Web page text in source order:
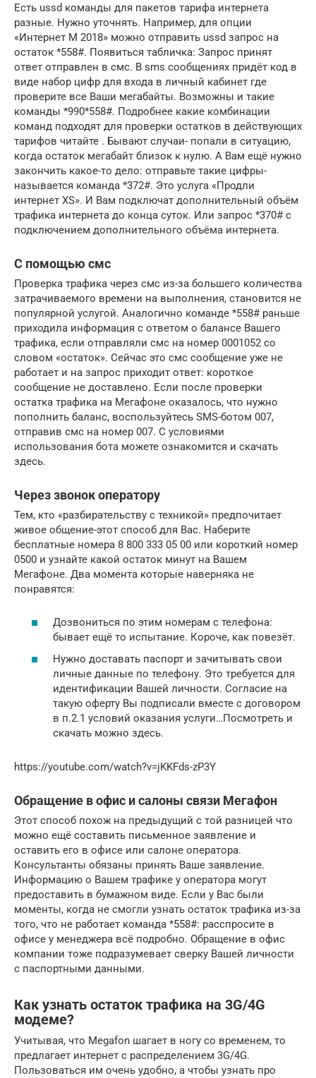
Есть ussd команды для пакетов тарифа интернета
разные. Нужно уточнять. Например, для опции
«Интернет M 2018» можно отправить ussd запрос на
остаток *558#. Появиться табличка: Запрос принят
ответ отправлен в смс. В sms сообщениях придёт код в
виде набор цифр для входа в личный кабинет где
проверите все Ваши мегабайты. Возможны и такие
команды *990*558#. Подробнее какие комбинации
команд подходят для проверки остатков в действующих
тарифов читайте . Бывают случаи- попали в ситуацию,
когда остаток мегабайт близок к нулю. А Вам ещё нужно
закончить какое-то дело: отправьте такие цифры-
называется команда *372#. Это услуга «Продли
интернет XS». И Вам подключат дополнительный объём
трафика интернета до конца суток. Или запрос *370# с
подключением дополнительного объёма интернета.
С помощью смс
Проверка трафика через смс из-за большего количества
затрачиваемого времени на выполнения, становится не
популярной услугой. Аналогично команде *558# раньше
приходила информация с ответом о балансе Вашего
трафика, если отправляли смс на номер 0001052 со
словом «остаток». Сейчас это смс сообщение уже не
работает и на запрос приходит ответ: короткое
сообщение не доставлено. Если после проверки
остатка трафика на Мегафоне оказалось, что нужно
пополнить баланс, воспользуйтесь SMS-ботом 007,
отправив смс на номер 007. С условиями
использования бота можете ознакомится и скачать
здесь.
Через звонок оператору
Тем, кто «разбирательству с техникой» предпочитает
живое общение-этот способ для Вас. Наберите
бесплатные номера 8 800 333 05 00 или короткий номер
0500 и узнайте какой остаток минут на Вашем
Мегафоне. Два момента которые наверняка не
понравятся:
Дозвониться по этим номерам с телефона:
бывает ещё то испытание. Короче, как повезёт.
Нужно доставать паспорт и зачитывать свои
личные данные по телефону. Это требуется для
идентификации Вашей личности. Согласие на
такую оферту Вы подписали вместе с договором
в п.2.1 условий оказания услуги…Посмотреть и
скачать можно здесь.
https://youtube.com/watch?v=jKKFds-zP3Y
Обращение в офис и салоны связи Мегафон
Этот способ похож на предыдущий с той разницей что
можно ещё составить письменное заявление и
оставить его в офисе или салоне оператора.
Консультанты обязаны принять Ваше заявление.
Информацию о Вашем трафике у оператора могут
предоставить в бумажном виде. Если у Вас были
моменты, когда не смогли узнать остаток трафика из-за
того, что не работает команда *558#: расспросите в
офисе у менеджера всё подробно. Обращение в офис
компании тоже подразумевает сверку Вашей личности
с паспортными данными.
Как узнать остаток трафика на 3G/4G
модеме?
Учитывая, что Megafon шагает в ногу со временем, то
предлагает интернет с распределением 3G/4G.
Пользоваться им очень удобно, а чтобы узнать про